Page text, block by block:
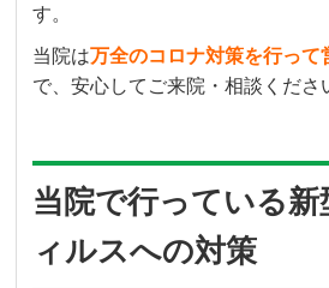
す。
当院は万全のコロナ対策を行って
で、安心してご来院・相談くださ
当院で行っている新
ィルスへの対策